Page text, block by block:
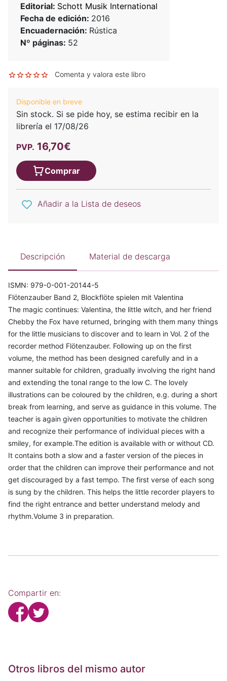
Editorial: Schott Musik International
Fecha de edición: 2016
Encuadernación: Rústica
Nº páginas: 52
Comenta y valora este libro
Disponible en breve
Sin stock. Si se pide hoy, se estima recibir en la
librería el 17/08/26
PVP. 16,70€
Comprar
Añadir a la Lista de deseos
Descripción Material de descarga
ISMN: 979-0-001-20144-5
Flötenzauber Band 2, Blockflöte spielen mit Valentina
The magic continues: Valentina, the little witch, and her friend
Chebby the Fox have returned, bringing with them many things
for the little musicians to discover and to learn in Vol. 2 of the
recorder method Flötenzauber. Following up on the first
volume, the method has been designed carefully and in a
manner suitable for children, gradually involving the right hand
and extending the tonal range to the low C. The lovely
illustrations can be coloured by the children, e.g. during a short
break from learning, and serve as guidance in this volume. The
teacher is again given opportunities to motivate the children
and recognize their performance of individual pieces with a
smiley, for example.The edition is available with or without CD.
It contains both a slow and a faster version of the pieces in
order that the children can improve their performance and not
get discouraged by a fast tempo. The first verse of each song
is sung by the children. This helps the little recorder players to
find the right entrance and better understand melody and
rhythm.Volume 3 in preparation.
Compartir en:
Otros libros del mismo autor